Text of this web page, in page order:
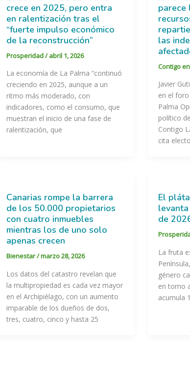
crece en 2025, pero entra
en ralentización tras el
“fuerte impulso económico
de la reconstrucción”
Prosperidad/ abril 1, 2026
La economía de La Palma “continuó
creciendo en 2025, aunque a un
ritmo más moderado, con
indicadores, como el consumo, que
muestran el inicio de una fase de
ralentización, que
parece
las
Contigo
Javier
en el
Palma
político
Contigo
cita
Canarias rompe la barrera
de los 50.000 propietarios
con cuatro inmuebles
mientras los de uno solo
apenas crecen
Bienestar/marzo 28, 2026
Los datos del catastro revelan que
la multipropiedad es cada vez mayor
en el Archipiélago, con un aumento
imparable de los dueños de dos,
tres, cuatro, cinco y hasta 25
El
de
La fruta
género
en torno
acumula